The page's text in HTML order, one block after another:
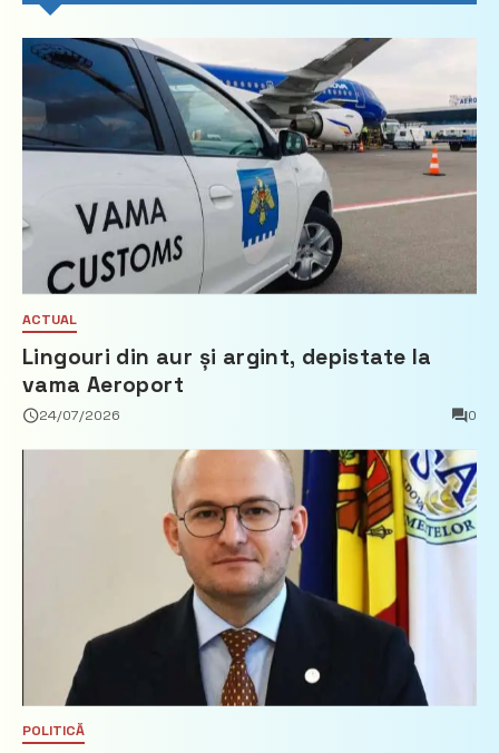
ACTUAL
Lingouri din aur și argint, depistate la
vama Aeroport
24/07/2026 0
POLITICĂ